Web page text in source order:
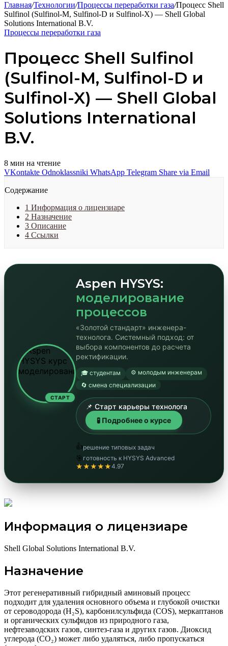
Главная/Технологии/Процессы переработки газа/Процесс Shell
Sulfinol (Sulfinol-M, Sulfinol-D и Sulfinol-X) — Shell Global
Solutions International B.V.
Процессы переработки газа
Процесс Shell Sulfinol
(Sulfinol-M, Sulfinol-D и
Sulfinol-X) — Shell Global
Solutions International
B.V.
8 мин на чтение
VKontakte Odnoklassniki WhatsApp Telegram Share via Email
Содержание
1 Информация о лицензиаре
2 Назначение
3 Описание
4 Ссылки
СТАРТ
Aspen HYSYS:
моделирование
процессов
«Золотой стандарт» инженера-
технолога. Системный подход: от
выбора компонентов до расчета
ректификации.
🎓 студентам
⚙️ молодым инженерам
🔄 смена специализации
📌 Старт карьеры технолога
🧪 Подробнее о курсе
👍решение типовых задач
🎯 готовность к HYSYS Advanced
★★★★★4.97
Информация о лицензиаре
Shell Global Solutions International B.V.
Назначение
Этот регенеративный гибридный аминовый процесс
подходит для удаления основного объема и глубокой очистки
от сероводорода (H₂S), карбонилсульфида (COS), меркаптанов
и органических сульфидов из природного газа,
нефтезаводских газов, синтез-газа и других газов. Диоксид
углерода (CO₂) может либо удаляться, либо пропускаться